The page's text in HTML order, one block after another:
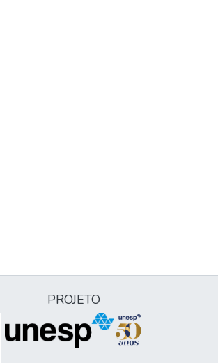
PROJETO